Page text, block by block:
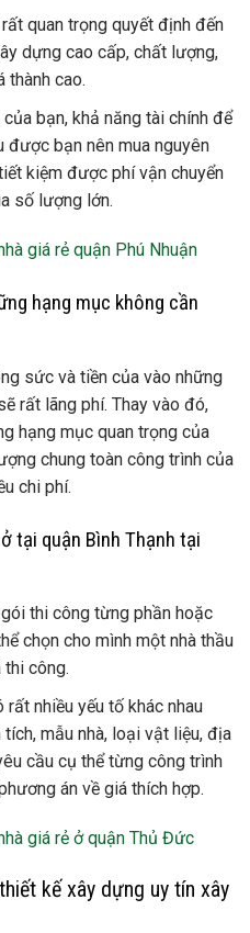
quan trọng quyết định đến
dựng cao cấp, chất lượng,
thành cao.
bạn, khả năng tài chính để
được bạn nên mua nguyên
kiệm được phí vận chuyển
số lượng lớn.
giá rẻ quận Phú Nhuận
hạng mục không cần
sức và tiền của vào những
rất lãng phí. Thay vào đó,
hạng mục quan trọng của
chung toàn công trình của
chi phí.
tại quận Bình Thạnh tại
thi công từng phần hoặc
chọn cho mình một nhà thầu
công.
nhiều yếu tố khác nhau
mẫu nhà, loại vật liệu, địa
cầu cụ thể từng công trình
án về giá thích hợp.
giá rẻ ở quận Thủ Đức
kế xây dựng uy tín xây